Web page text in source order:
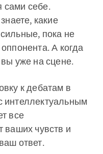
сами себе.
какие
пока не
А когда
уже на сцене.
к дебатам в
интеллектуальным
все
ваших чувств и
ответ.